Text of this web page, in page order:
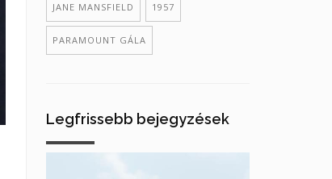
JANE MANSFIELD 1957
PARAMOUNT GÁLA
Legfrissebb bejegyzések